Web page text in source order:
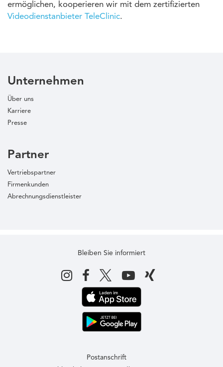
ermöglichen, kooperieren wir mit dem zertifizierten
Videodienstanbieter TeleClinic.
Unternehmen
Über uns
Karriere
Presse
Partner
Vertriebspartner
Firmenkunden
Abrechnungsdienstleister
Bleiben Sie informiert
Postanschrift